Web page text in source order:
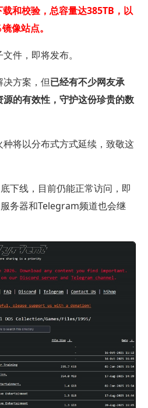
和校验，总容量达385TB，以
像站点。
件，即将发布。
方案，但已经有不少网友承
的有效性，守护这份珍贵的数
将以分布式方式延续，致敬这
下线，目前仍能正常访问，即
务器和Telegram频道也会继